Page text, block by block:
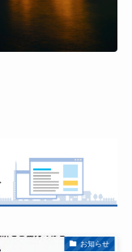
お知らせ